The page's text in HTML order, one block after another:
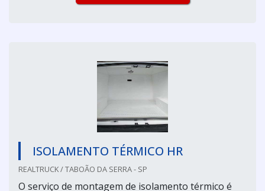
ISOLAMENTO TÉRMICO HR
REALTRUCK / TABOÃO DA SERRA - SP
O serviço de montagem de isolamento térmico é